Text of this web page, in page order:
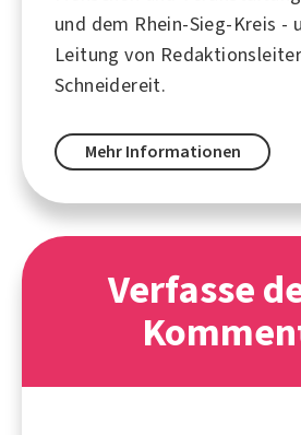
und dem Rhein-Sieg-Kreis -
Leitung von
Schneidereit.
Mehr Informationen
Verfasse